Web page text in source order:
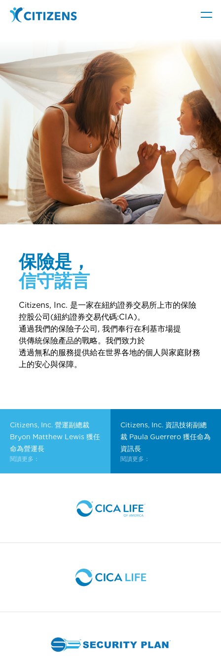
保險是，
信守諾言
Citizens, Inc. 是一家在紐約證券交易所上市的保險
控股公司(紐約證券交易代碼:CIA)。
通過我們的保險子公司, 我們奉行在利基市場提
供傳統保險產品的戰略。我們致力於
透過無私的服務提供給在世界各地的個人與家庭財務
上的安心與保障。
Citizens, Inc. 營運副總裁
Bryon Matthew Lewis 獲任
命為營運長
閱讀更多：
Citizens, Inc. 資訊技術副總
裁 Paula Guerrero 獲任命為
資訊長
閱讀更多：